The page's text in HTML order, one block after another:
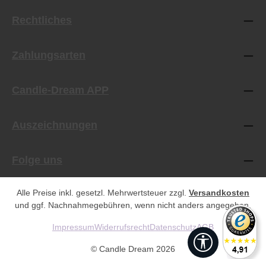
Alle Preise inkl. gesetzl. Mehrwertsteuer zzgl. Versandkosten
und ggf. Nachnahmegebühren, wenn nicht anders angegeben.
© Candle Dream 2026
ImpressumWiderrufsrechtDatenschutzAGB